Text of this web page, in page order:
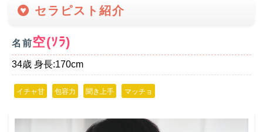
セラピスト紹介
名前空(ｿﾗ)
34歳 身長:170cm
イチャ甘 包容力 聞き上手 マッチョ